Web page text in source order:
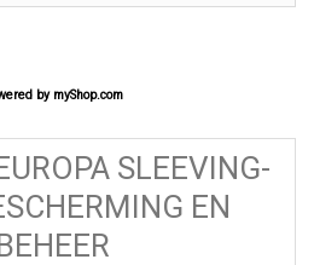
by myShop.com
SLEEVING-
EN